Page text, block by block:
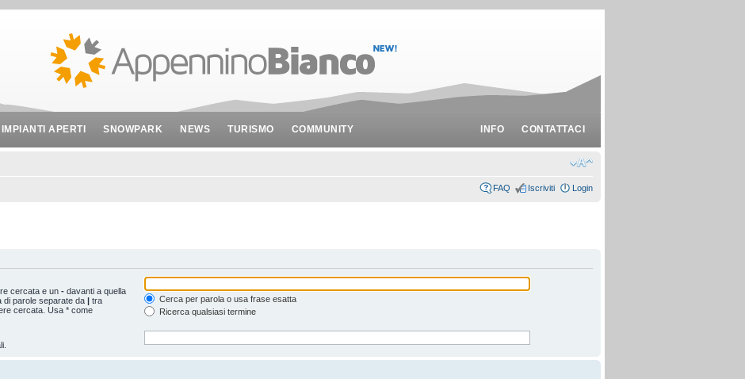
IMPIANTI APERTI SNOWPARK NEWS TURISMO COMMUNITY INFO CONTATTACI
FAQ Iscriviti Login
cercata e un - davanti a quella
di parole separate da | tra
cercata. Usa * come
Cerca per parola o usa frase esatta
Ricerca qualsiasi termine